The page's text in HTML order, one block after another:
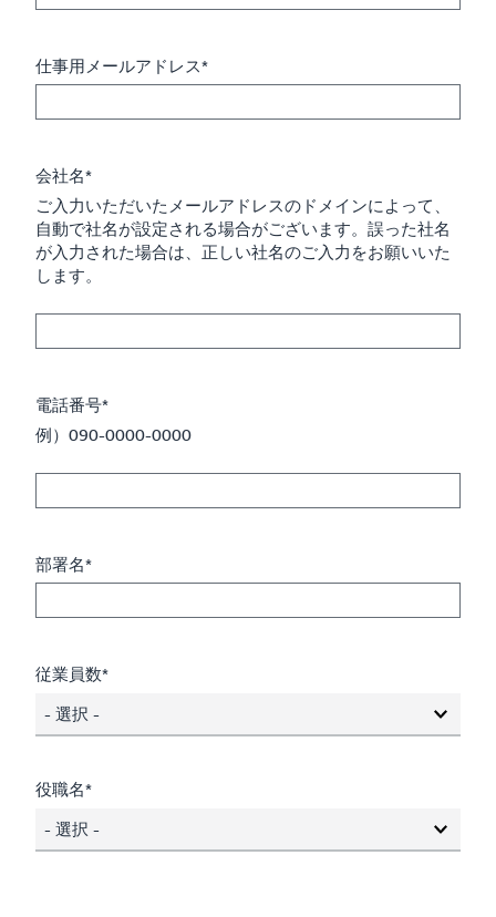
仕事用メールアドレス*
会社名*
ご入力いただいたメールアドレスのドメインによって、
自動で社名が設定される場合がございます。誤った社名
が入力された場合は、正しい社名のご入力をお願いいた
します。
電話番号*
例）090-0000-0000
部署名*
従業員数*
- 選択 -
役職名*
- 選択 -